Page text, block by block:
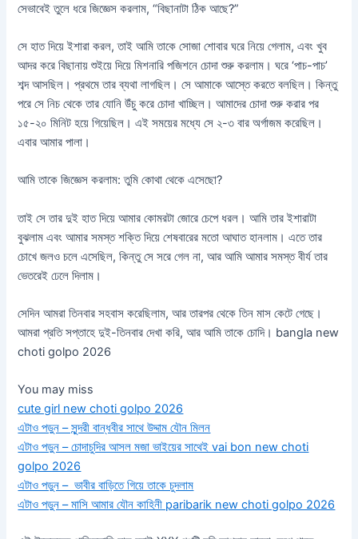
সেভাবেই তুলে ধরে জিজ্ঞেস করলাম, “বিছানাটা ঠিক আছে?”
সে হাত দিয়ে ইশারা করল, তাই আমি তাকে সোজা শোবার ঘরে নিয়ে গেলাম, এবং খুব
আদর করে বিছানায় শুইয়ে দিয়ে মিশনারি পজিশনে চোদা শুরু করলাম। ঘরে ‘পাচ-পাচ’
শব্দ আসছিল। প্রথমে তার ব্যথা লাগছিল। সে আমাকে আস্তে করতে বলছিল। কিন্তু
পরে সে নিচ থেকে তার যোনি উঁচু করে চোদা খাচ্ছিল। আমাদের চোদা শুরু করার পর
১৫-২০ মিনিট হয়ে গিয়েছিল। এই সময়ের মধ্যে সে ২-৩ বার অর্গাজম করেছিল।
এবার আমার পালা।
আমি তাকে জিজ্ঞেস করলাম: তুমি কোথা থেকে এসেছো?
তাই সে তার দুই হাত দিয়ে আমার কোমরটা জোরে চেপে ধরল। আমি তার ইশারাটা
বুঝলাম এবং আমার সমস্ত শক্তি দিয়ে শেষবারের মতো আঘাত হানলাম। এতে তার
চোখে জলও চলে এসেছিল, কিন্তু সে সরে গেল না, আর আমি আমার সমস্ত বীর্য তার
ভেতরেই ঢেলে দিলাম।
সেদিন আমরা তিনবার সহবাস করেছিলাম, আর তারপর থেকে তিন মাস কেটে গেছে।
আমরা প্রতি সপ্তাহে দুই-তিনবার দেখা করি, আর আমি তাকে চোদি। bangla new
choti golpo 2026
You may miss
cute girl new choti golpo 2026
এটাও পড়ুন – সুন্দরী বান্ধবীর সাথে উদ্দাম যৌন মিলন
এটাও পড়ুন – চোদাচুদির আসল মজা ভাইয়ের সাথেই vai bon new choti
golpo 2026
এটাও পড়ুন – ভাবীর বাড়িতে গিয়ে তাকে চুদলাম
এটাও পড়ুন – মাসি আমার যৌন কাহিনী paribarik new choti golpo 2026